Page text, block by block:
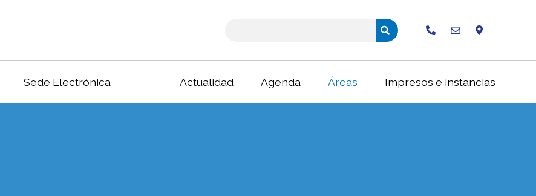
Sede Electrónica Actualidad Agenda Áreas Impresos e instancias